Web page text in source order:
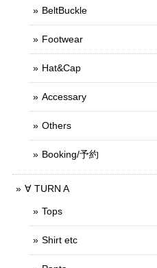
BeltBuckle
Footwear
Hat&Cap
Accessary
Others
Booking/予約
∀ TURN A
Tops
Shirt etc